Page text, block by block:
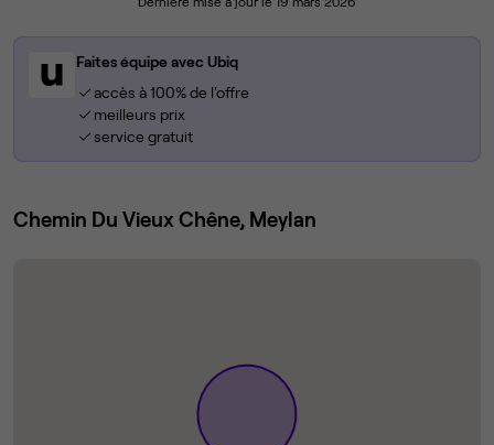
Faites équipe avec Ubiq
accès à 100% de l'offre
meilleurs prix
service gratuit
Chemin Du Vieux Chêne, Meylan